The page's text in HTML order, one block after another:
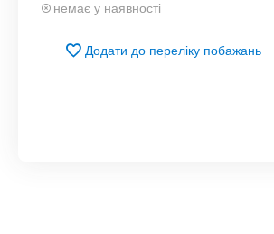
немає у наявності
Додати до переліку побажань